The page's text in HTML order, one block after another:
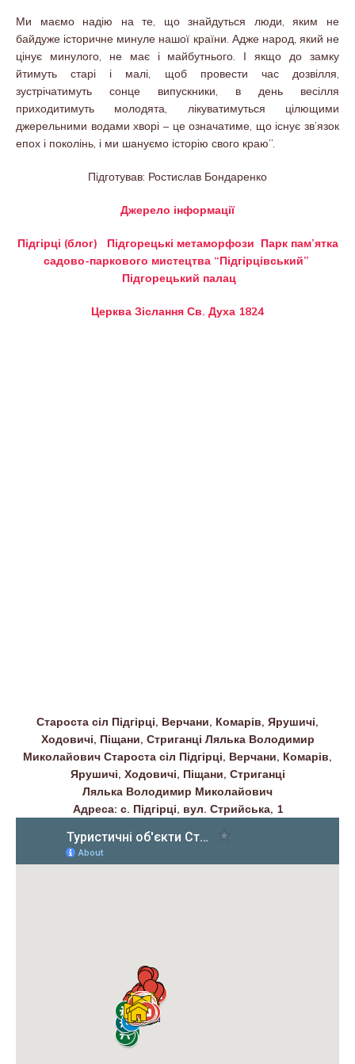
Ми маємо надію на те, що знайдуться люди, яким не
байдуже історичне минуле нашої країни. Адже народ, який не
цінує минулого, не має і майбутнього. І якщо до замку
йтимуть старі і малі, щоб провести час дозвілля,
зустрічатимуть сонце випускники, в день весілля
приходитимуть молодята, лікуватимуться цілющими
джерельними водами хворі – це означатиме, що існує зв’язок
епох і поколінь, і ми шануємо історію свого краю”.
Підготував: Ростислав Бондаренко
Джерело інформації
Підгірці (блог) Підгорецькі метаморфози Парк пам’ятка
садово-паркового мистецтва “Підгірцівський”
Підгорецький палац
Церква Зіслання Св. Духа 1824
Староста сіл Підгірці, Верчани, Комарів, Ярушичі,
Ходовичі, Піщани, Стриганці Лялька Володимир
Миколайович Староста сіл Підгірці, Верчани, Комарів,
Ярушичі, Ходовичі, Піщани, Стриганці
Лялька Володимир Миколайович
Адреса: с. Підгірці, вул. Стрийська, 1